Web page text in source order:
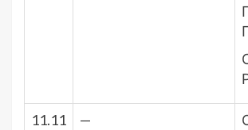
11.11 —